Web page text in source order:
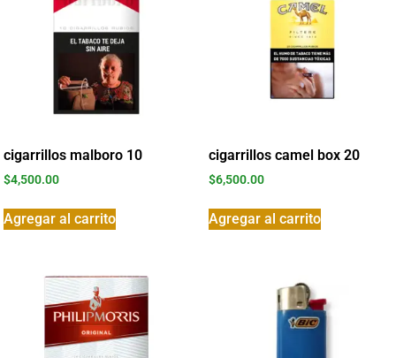
cigarrillos malboro 10
$4,500.00
Agregar al carrito
cigarrillos camel box 20
$6,500.00
Agregar al carrito